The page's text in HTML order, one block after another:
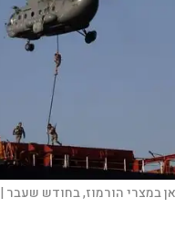
במצרי הורמוז, בחודש שעבר |